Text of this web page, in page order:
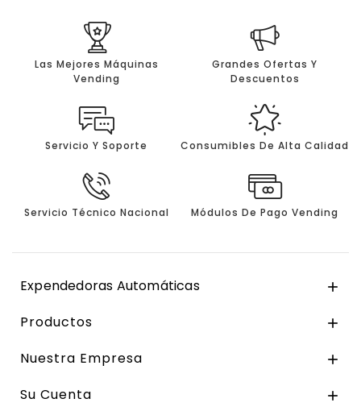
Las Mejores Máquinas
Vending
Grandes Ofertas Y
Descuentos
Servicio Y Soporte Consumibles De Alta Calidad
Servicio Técnico Nacional Módulos De Pago Vending
Expendedoras Automáticas 
Productos 
Nuestra Empresa 
Su Cuenta 